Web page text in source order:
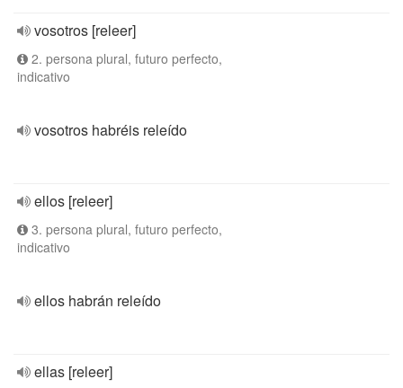
vosotros [releer]
2. persona plural, futuro perfecto,
indicativo
vosotros habréis releído
ellos [releer]
3. persona plural, futuro perfecto,
indicativo
ellos habrán releído
ellas [releer]